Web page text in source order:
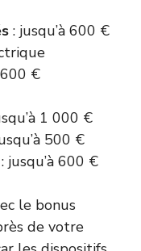
: jusqu’à 600 €
600 €
1 000 €
500 €
: jusqu’à 600 €
le bonus
de votre